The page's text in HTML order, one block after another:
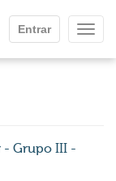
Entrar
- Grupo III -